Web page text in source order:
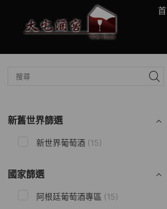
新舊世界篩選
新世界葡萄酒 (15)
國家篩選
阿根廷葡萄酒專區 (15)